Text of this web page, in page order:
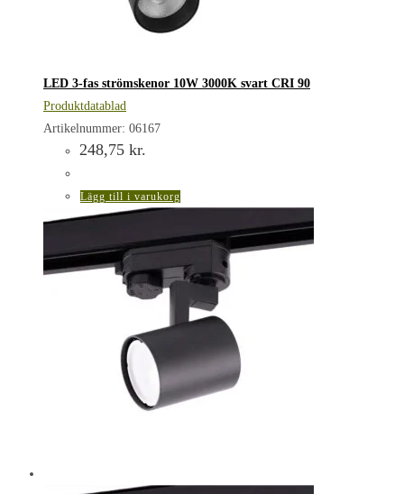
LED 3-fas strömskenor 10W 3000K svart CRI 90
Produktdatablad
Artikelnummer: 06167
248,75 kr.
Lägg till i varukorg